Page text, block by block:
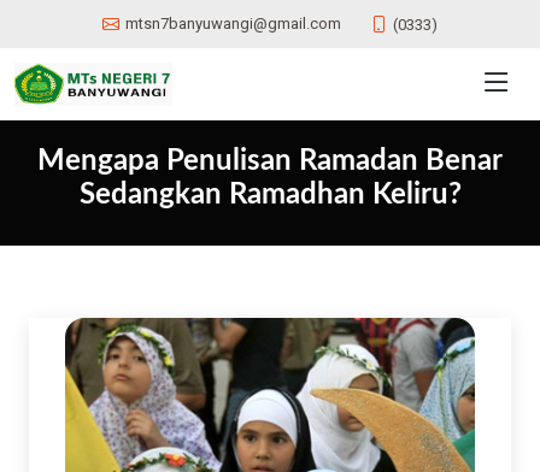
mtsn7banyuwangi@gmail.com (0333)
Mengapa Penulisan Ramadan Benar
Sedangkan Ramadhan Keliru?